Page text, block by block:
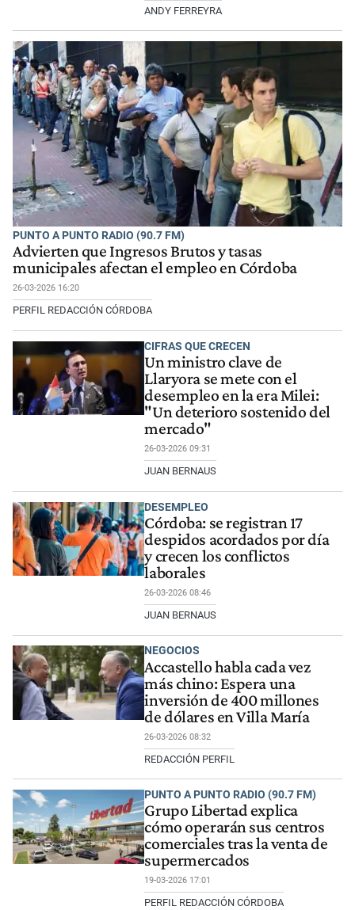
ANDY FERREYRA
PUNTO A PUNTO RADIO (90.7 FM)
Advierten que Ingresos Brutos y tasas
municipales afectan el empleo en Córdoba
26-03-2026 16:20
PERFIL REDACCIÓN CÓRDOBA
CIFRAS QUE CRECEN
Un ministro clave de
Llaryora se mete con el
desempleo en la era Milei:
"Un deterioro sostenido del
mercado"
26-03-2026 09:31
JUAN BERNAUS
DESEMPLEO
Córdoba: se registran 17
despidos acordados por día
y crecen los conflictos
laborales
26-03-2026 08:46
JUAN BERNAUS
NEGOCIOS
Accastello habla cada vez
más chino: Espera una
inversión de 400 millones
de dólares en Villa María
26-03-2026 08:32
REDACCIÓN PERFIL
PUNTO A PUNTO RADIO (90.7 FM)
Grupo Libertad explica
cómo operarán sus centros
comerciales tras la venta de
supermercados
19-03-2026 17:01
PERFIL REDACCIÓN CÓRDOBA